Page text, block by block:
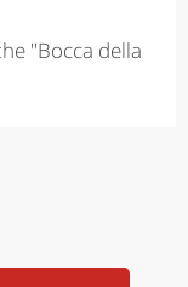
"Bocca della